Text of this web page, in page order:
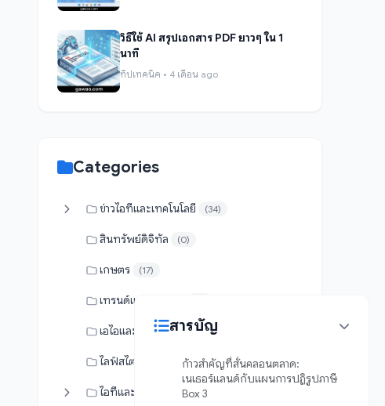
วิธีใช้ AI สรุปเอกสาร PDF ยาวๆ ใน 1
นาที
ทิปเทคนิค • 4 เดือน ago
Categories
ข่าวไอทีและเทคโนโลยี (34)
สินทรัพย์ดิจิทัล (0)
เกษตร (17)
เทรนด์และแกดเจ็ต
เอไอและระบบอัตโนมัติ (9)
ไลฟ์สไตล์
ไอทีและระบบ (0)
สารบัญ
ก้าวสำคัญที่สั่นคลอนตลาด:
เนเธอร์แลนด์กับแผนการปฏิรูปภาษี
Box 3